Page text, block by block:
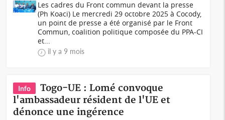
Les cadres du Front commun devant la presse
(Ph Koaci) Le mercredi 29 octobre 2025 à Cocody,
un point de presse a été organisé par le Front
Commun, coalition politique composée du PPA-CI
et...
il y a 9 mois
Info
Togo-UE : Lomé convoque
l'ambassadeur résident de l'UE et
dénonce une ingérence